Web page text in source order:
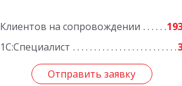
Клиентов на сопровождении
1С:Специалист
Отправить заявку
Отправить заявку